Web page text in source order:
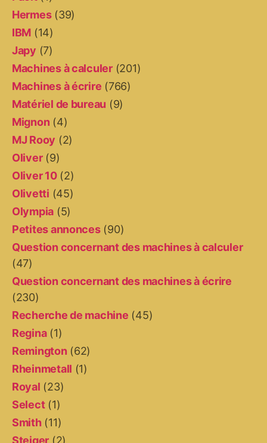
Hermes(39)
IBM (14)
Japy (7)
Machines à calculer(201)
Machines à écrire (766)
Matériel de bureau (9)
Mignon (4)
MJ Rooy (2)
Oliver(9)
Oliver 10(2)
Olivetti (45)
Olympia (5)
Petites annonces(90)
Question concernant des machines à calculer
(47)
Question concernant des machines à écrire
(230)
Recherche de machine (45)
Regina(1)
Remington (62)
Rheinmetall (1)
Royal (23)
Select(1)
Smith(11)
Steiger (2)